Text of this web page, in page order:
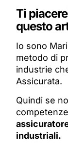
Ti
questo
Io sono
metodo di
industrie
Assicurata.
Quindi se
industriali.